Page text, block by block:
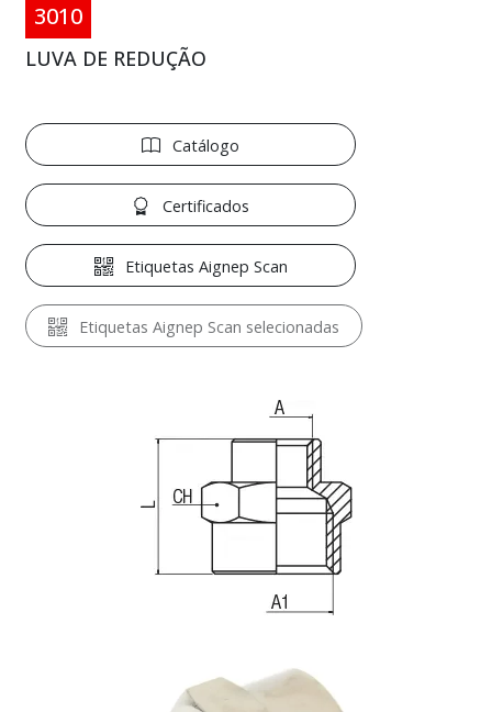
3010
LUVA DE REDUÇÃO
Catálogo
Certificados
Etiquetas Aignep Scan
Etiquetas Aignep Scan selecionadas